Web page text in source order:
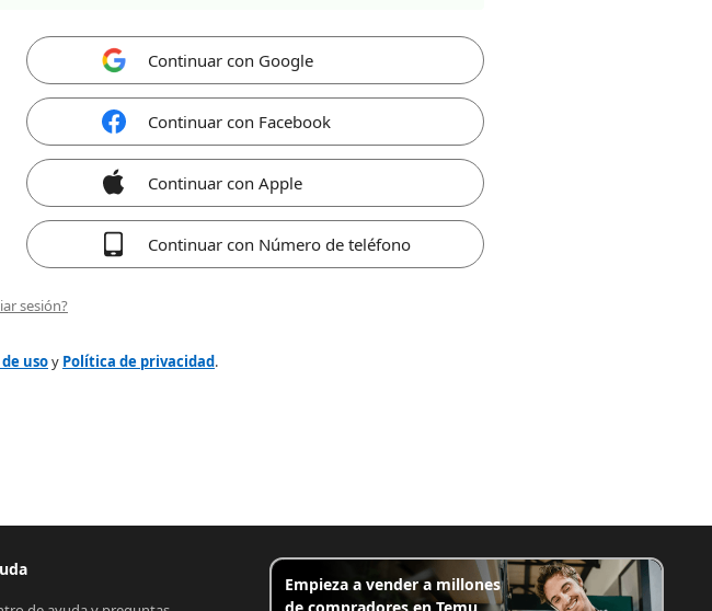
Continuar con Google
Continuar con Facebook
Continuar con Apple
Continuar con Número de teléfono
sesión?
usoy Política de privacidad.
Empieza a vender a millones